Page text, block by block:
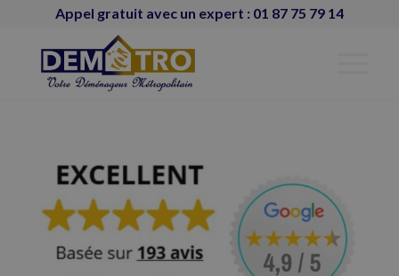
Appel gratuit avec un expert : 01 87 75 79 14